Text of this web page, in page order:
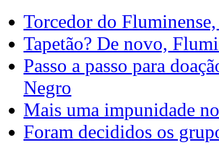
Torcedor do
Tapetão? De novo,
Passo a passo para
Negro
Mais uma impunidade
Foram decididos os